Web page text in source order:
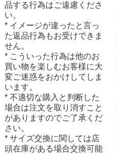
品する行為はご遠慮くださ
い。
* イメージが違ったと言っ
た返品行為もお受けできま
せん。
* こういった行為は他のお
買い物を楽しむお客様に大
変ご迷惑をおかけしてしま
います。
* 不適切な購入と判断した
場合は注文を取り消すこと
がありますのでご了承くだ
さい。
* サイズ交換に関しては店
頭在庫がある場合交換可能